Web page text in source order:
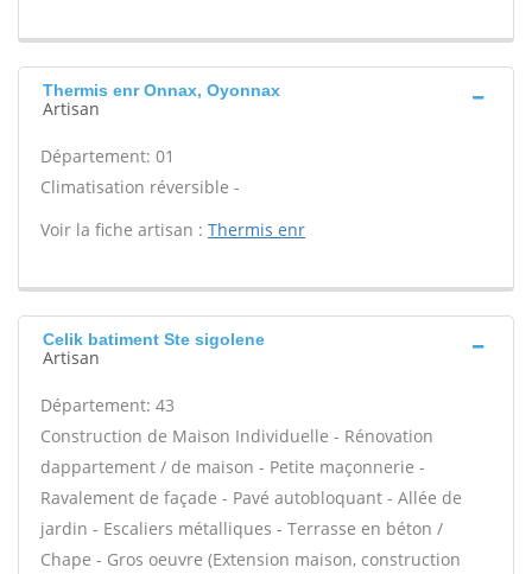
Thermis enr Onnax, Oyonnax
Artisan
Département: 01
Climatisation réversible -
Voir la fiche artisan : Thermis enr
Celik batiment Ste sigolene
Artisan
Département: 43
Construction de Maison Individuelle - Rénovation
dappartement / de maison - Petite maçonnerie -
Ravalement de façade - Pavé autobloquant - Allée de
jardin - Escaliers métalliques - Terrasse en béton /
Chape - Gros oeuvre (Extension maison, construction